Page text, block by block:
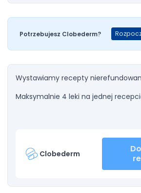
Potrzebujesz Clobederm?
Wystawiamy recepty
Maksymalnie 4 leki na jednej
Clobederm